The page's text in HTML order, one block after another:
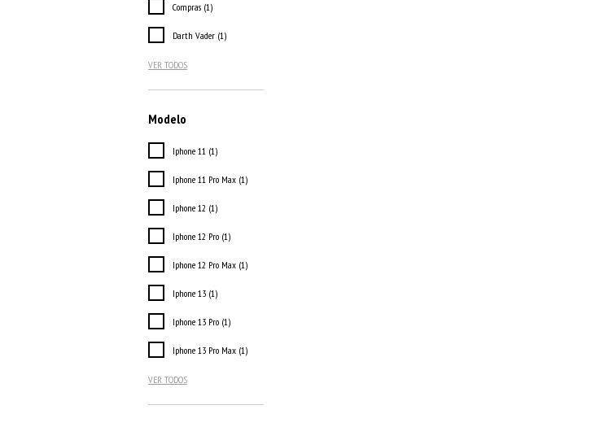
Compras (1)
Darth Vader (1)
VER TODOS
Modelo
Iphone 11 (1)
Iphone 11 Pro Max (1)
Iphone 12 (1)
Iphone 12 Pro (1)
Iphone 12 Pro Max (1)
Iphone 13 (1)
Iphone 13 Pro (1)
Iphone 13 Pro Max (1)
VER TODOS